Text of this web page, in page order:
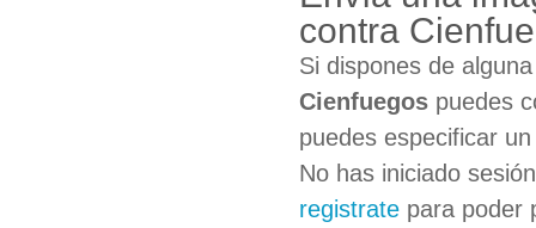
contra
Si dispones de
Cienfuegos puedes
puedes especificar
No has iniciado
registrate para poder